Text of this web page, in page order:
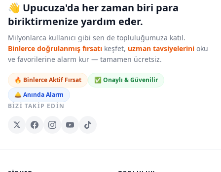
👋 Upucuza'da her zaman biri para
biriktirmenize yardım eder.
Milyonlarca kullanıcı gibi sen de topluluğumuza katıl.
Binlerce doğrulanmış fırsatı keşfet, uzman tavsiyelerini oku
ve favorilerine alarm kur — tamamen ücretsiz.
🔥 Binlerce Aktif Fırsat
✅ Onaylı & Güvenilir
🛎️ Anında Alarm
BIZI TAKIP EDIN